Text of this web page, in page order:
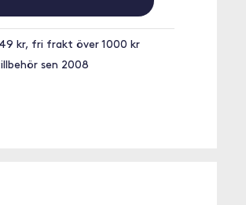
kr, fri frakt över 1000 kr
sen 2008